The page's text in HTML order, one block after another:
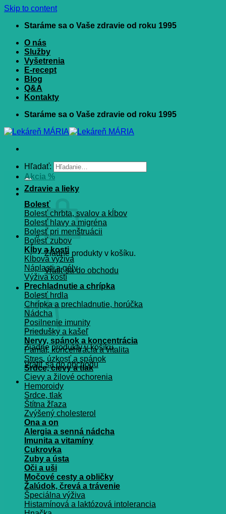
Skip to content
Staráme sa o Vaše zdravie od roku 1995
O nás
Služby
Vyšetrenia
E-recept
Blog
Q&A
Kontakty
Staráme sa o Vaše zdravie od roku 1995
Hľadať:
Žiadne produkty v košíku.
Vrátiť sa do obchodu
Košík
Žiadne produkty v košíku.
Vrátiť sa do obchodu
Akcia %
Zdravie a lieky
Bolesť
Bolesť chrbta, svalov a kĺbov
Bolesť hlavy a migréna
Bolesť pri menštruácii
Bolesť zubov
Kĺby a kosti
Kĺbová výživa
Náplasti a gély
Výživa kostí
Prechladnutie a chrípka
Bolesť hrdla
Chrípka a prechladnutie, horúčka
Nádcha
Posilnenie imunity
Priedušky a kašeľ
Nervy, spánok a koncentrácia
Pamät, koncentrácia a vitalita
Stres, úzkosť a spánok
Srdce, cievy a tlak
Cievy a žilové ochorenia
Hemoroidy
Srdce, tlak
Štítna žľaza
Zvýšený cholesterol
Ona a on
Alergia a senná nádcha
Imunita a vitamíny
Cukrovka
Zuby a ústa
Oči a uši
Močové cesty a obličky
Žalúdok, črevá a trávenie
Špeciálna výživa
Histamínová a laktózová intolerancia